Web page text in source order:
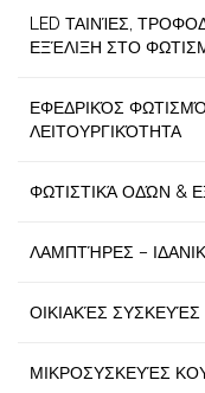
LED ΤΑΙΝΊΕΣ,
ΕΞΈΛΙΞΗ ΣΤΟ
ΕΦΕΔΡΙΚΌΣ
ΛΕΙΤΟΥΡΓΙΚΌΤΗΤΑ
ΦΩΤΙΣΤΙΚΆ ΟΔΏΝ &
ΛΑΜΠΤΉΡΕΣ –
ΟΙΚΙΑΚΈΣ ΣΥΣΚΕΥΈΣ
ΜΙΚΡΟΣΥΣΚΕΥΈΣ